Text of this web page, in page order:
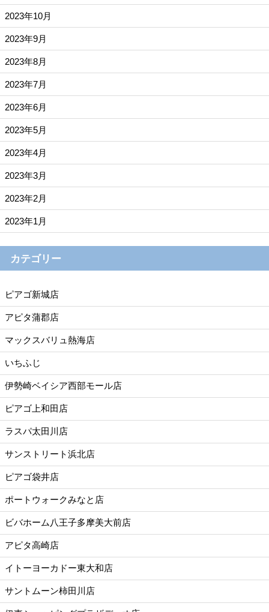
2023年10月
2023年9月
2023年8月
2023年7月
2023年6月
2023年5月
2023年4月
2023年3月
2023年2月
2023年1月
カテゴリー
ピアゴ新城店
アピタ蒲郡店
マックスバリュ熱海店
いちふじ
伊勢崎ベイシア西部モール店
ピアゴ上和田店
ラスパ太田川店
サンストリート浜北店
ピアゴ袋井店
ポートウォークみなと店
ビバホーム八王子多摩美大前店
アピタ高崎店
イトーヨーカドー東大和店
サントムーン柿田川店